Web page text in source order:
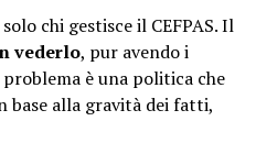
chi gestisce il CEFPAS. Il
vederlo, pur avendo i
è una politica che
base alla gravità dei fatti,